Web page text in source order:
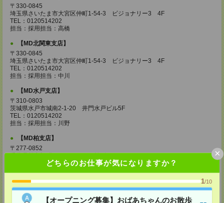
どちらのお仕事が気になりますか？
1/10
【オープニング募集】おばあちゃんのお散歩
×
〒330-0845
埼玉県さいたま市大宮区仲町1-54-3 ビジョナリー3 4F
TEL：0120514202
担当：採用担当：高橋
【MD北関東支店】
〒330-0845
埼玉県さいたま市大宮区仲町1-54-3 ビジョナリー3 4F
TEL：0120514202
担当：採用担当：中川
【MD水戸支店】
〒310-0803
茨城県水戸市城南2-1-20 井門水戸ビル5F
TEL：0120514202
担当：採用担当：川野
【MD柏支店】
〒277-0852
TEL：0120514202
【MD千葉支店】
〒260-0015